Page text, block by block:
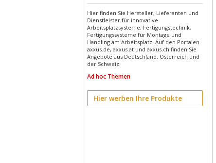
Hier finden Sie Hersteller, Lieferanten und
Dienstleister für innovative
Arbeitsplatzsysteme, Fertigungstechnik,
Fertigungssysteme für Montage und
Handling am Arbeitsplatz. Auf den Portalen
axxus.de, axxus.at und axxus.ch finden Sie
Angebote aus Deutschland, Österreich und
der Schweiz.
Ad hoc Themen
Hier werben Ihre Produkte